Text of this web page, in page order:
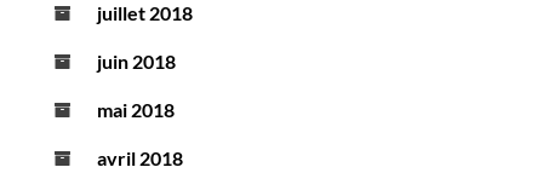
juillet 2018
juin 2018
mai 2018
avril 2018